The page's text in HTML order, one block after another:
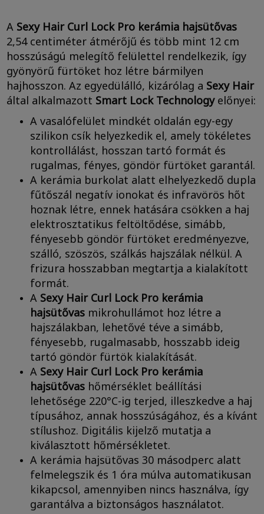
A Sexy Hair Curl Lock Pro kerámia hajsütővas
2,54 centiméter átmérőjű és több mint 12 cm
hosszúságú melegítő felülettel rendelkezik, így
gyönyörű fürtöket hoz létre bármilyen
hajhosszon. Az egyedülálló, kizárólag a Sexy Hair
által alkalmazott Smart Lock Technologyelőnyei:
A vasalófelület mindkét oldalán egy-egy
szilikon csík helyezkedik el, amely tökéletes
kontrollálást, hosszan tartó formát és
rugalmas, fényes, göndör fürtöket garantál.
A kerámia burkolat alatt elhelyezkedő dupla
fűtőszál negatív ionokat és infravörös hőt
hoznak létre, ennek hatására csökken a haj
elektrosztatikus feltöltődése, simább,
fényesebb göndör fürtöket eredményezve,
szálló, szöszös, szálkás hajszálak nélkül. A
frizura hosszabban megtartja a kialakított
formát.
A Sexy Hair Curl Lock Pro kerámia
hajsütővas mikrohullámot hoz létre a
hajszálakban, lehetővé téve a simább,
fényesebb, rugalmasabb, hosszabb ideig
tartó göndör fürtök kialakítását.
A Sexy Hair Curl Lock Pro kerámia
hajsütővas hőmérséklet beállítási
lehetősége 220°C-ig terjed, illeszkedve a haj
típusához, annak hosszúságához, és a kívánt
stílushoz. Digitális kijelző mutatja a
kiválasztott hőmérsékletet.
A kerámia hajsütővas 30 másodperc alatt
felmelegszik és 1 óra múlva automatikusan
kikapcsol, amennyiben nincs használva, így
garantálva a biztonságos használatot.